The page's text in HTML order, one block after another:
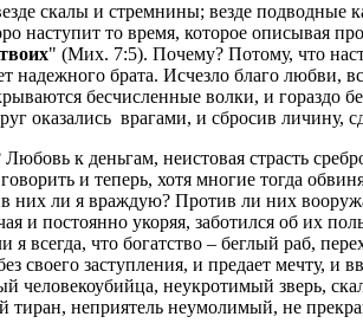
скалы и стремнины; везде подводные
наступит то время, которое описывая
" (Мих. 7:5). Почему? Потому, что
надежного брата. Исчезло благо любви,
бесчисленные волки, и
оказались врагами, и сбросив
к деньгам, неистовая страсть
и теперь, хотя многие тогда
них ли я враждую? Против ли них
и постоянно укоряя, заботился об их
я всегда, что богатство – беглый раб,
своего заступления, и предает мечту,
человекоубийца, неукротимый зверь,
тиран, неприятель неумолимый, не